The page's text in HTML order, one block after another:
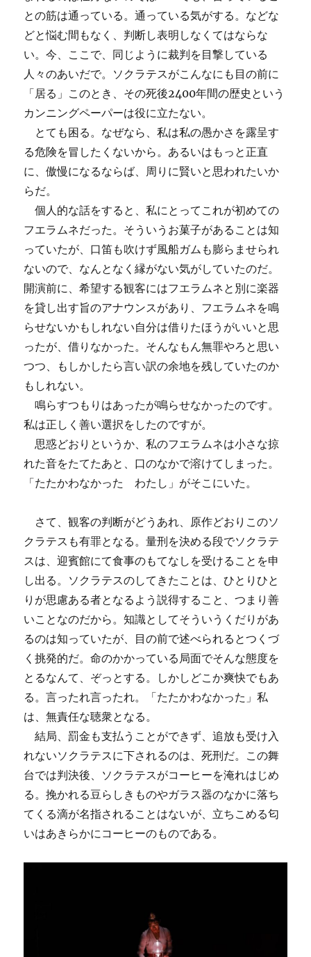
との筋は通っている。通っている気がする。などな
どと悩む間もなく、判断し表明しなくてはならな
い。今、ここで、同じように裁判を目撃している
人々のあいだで。ソクラテスがこんなにも目の前に
「居る」このとき、その死後2400年間の歴史という
カンニングペーパーは役に立たない。
とても困る。なぜなら、私は私の愚かさを露呈す
る危険を冒したくないから。あるいはもっと正直
に、傲慢になるならば、周りに賢いと思われたいか
らだ。
個人的な話をすると、私にとってこれが初めての
フエラムネだった。そういうお菓子があることは知
っていたが、口笛も吹けず風船ガムも膨らませられ
ないので、なんとなく縁がない気がしていたのだ。
開演前に、希望する観客にはフエラムネと別に楽器
を貸し出す旨のアナウンスがあり、フエラムネを鳴
らせないかもしれない自分は借りたほうがいいと思
ったが、借りなかった。そんなもん無罪やろと思い
つつ、もしかしたら言い訳の余地を残していたのか
もしれない。
鳴らすつもりはあったが鳴らせなかったのです。
私は正しく善い選択をしたのですが。
思惑どおりというか、私のフエラムネは小さな掠
れた音をたてたあと、口のなかで溶けてしまった。
「たたかわなかった わたし」がそこにいた。
さて、観客の判断がどうあれ、原作どおりこのソ
クラテスも有罪となる。量刑を決める段でソクラテ
スは、迎賓館にて食事のもてなしを受けることを申
し出る。ソクラテスのしてきたことは、ひとりひと
りが思慮ある者となるよう説得すること、つまり善
いことなのだから。知識としてそういうくだりがあ
るのは知っていたが、目の前で述べられるとつくづ
く挑発的だ。命のかかっている局面でそんな態度を
とるなんて、ぞっとする。しかしどこか爽快でもあ
る。言ったれ言ったれ。「たたかわなかった」私
は、無責任な聴衆となる。
結局、罰金も支払うことができず、追放も受け入
れないソクラテスに下されるのは、死刑だ。この舞
台では判決後、ソクラテスがコーヒーを淹れはじめ
る。挽かれる豆らしきものやガラス器のなかに落ち
てくる滴が名指されることはないが、立ちこめる匂
いはあきらかにコーヒーのものである。